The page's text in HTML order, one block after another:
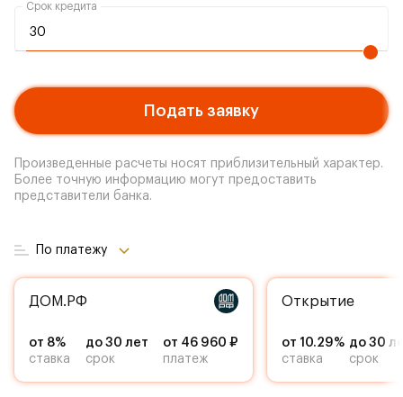
Срок кредита
Подать заявку
Произведенные расчеты носят приблизительный характер.
Более точную информацию могут предоставить
представители банка.
По платежу
ДОМ.РФ
от 8%
ставка
до 30 лет
срок
от 46 960 ₽
платеж
Открытие
от 10.29%
ставка
до 30
срок